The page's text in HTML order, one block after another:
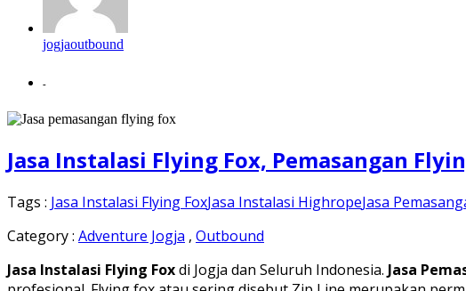
jogjaoutbound
-
Jasa Instalasi Flying Fox, Pemasangan
Tags : Jasa Instalasi Flying FoxJasa Instalasi HighropeJasa
Category : Adventure Jogja , Outbound
Jasa Instalasi Flying Foxdi Jogja dan Seluruh Indonesia. Jasa